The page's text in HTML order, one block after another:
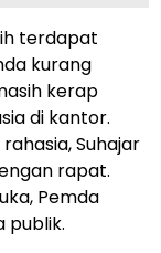
terdapat
kurang
kerap
di kantor.
Suhajar
rapat.
Pemda
publik.